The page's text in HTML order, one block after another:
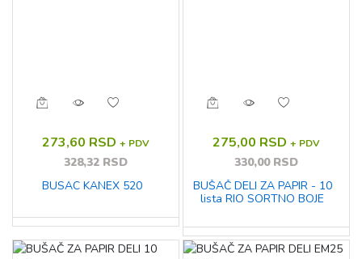
273,60 RSD + PDV
328,32 RSD
BUSAC KANEX 520
275,00 RSD + PDV
330,00 RSD
BUŠAČ DELI ZA PAPIR - 10
lista RIO SORTNO BOJE